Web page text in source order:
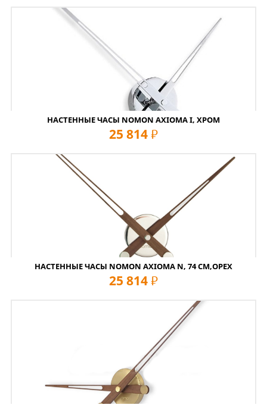
НАСТЕННЫЕ ЧАСЫ NOMON AXIOMA I, ХРОМ
25 814 руб
НАСТЕННЫЕ ЧАСЫ NOMON AXIOMA N, 74 СМ,ОРЕХ
25 814 руб